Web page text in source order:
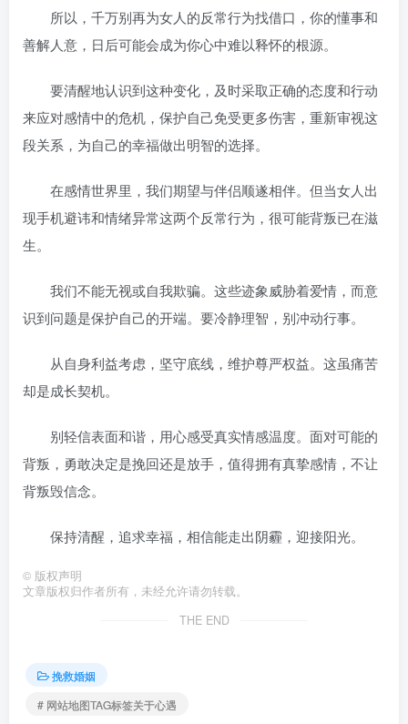
所以，千万别再为女人的反常行为找借口，你的懂事和
善解人意，日后可能会成为你心中难以释怀的根源。
要清醒地认识到这种变化，及时采取正确的态度和行动
来应对感情中的危机，保护自己免受更多伤害，重新审视这
段关系，为自己的幸福做出明智的选择。
在感情世界里，我们期望与伴侣顺遂相伴。但当女人出
现手机避讳和情绪异常这两个反常行为，很可能背叛已在滋
生。
我们不能无视或自我欺骗。这些迹象威胁着爱情，而意
识到问题是保护自己的开端。要冷静理智，别冲动行事。
从自身利益考虑，坚守底线，维护尊严权益。这虽痛苦
却是成长契机。
别轻信表面和谐，用心感受真实情感温度。面对可能的
背叛，勇敢决定是挽回还是放手，值得拥有真挚感情，不让
背叛毁信念。
保持清醒，追求幸福，相信能走出阴霾，迎接阳光。
© 版权声明
文章版权归作者所有，未经允许请勿转载。
THE END
挽救婚姻
# 网站地图TAG标签关于心遇